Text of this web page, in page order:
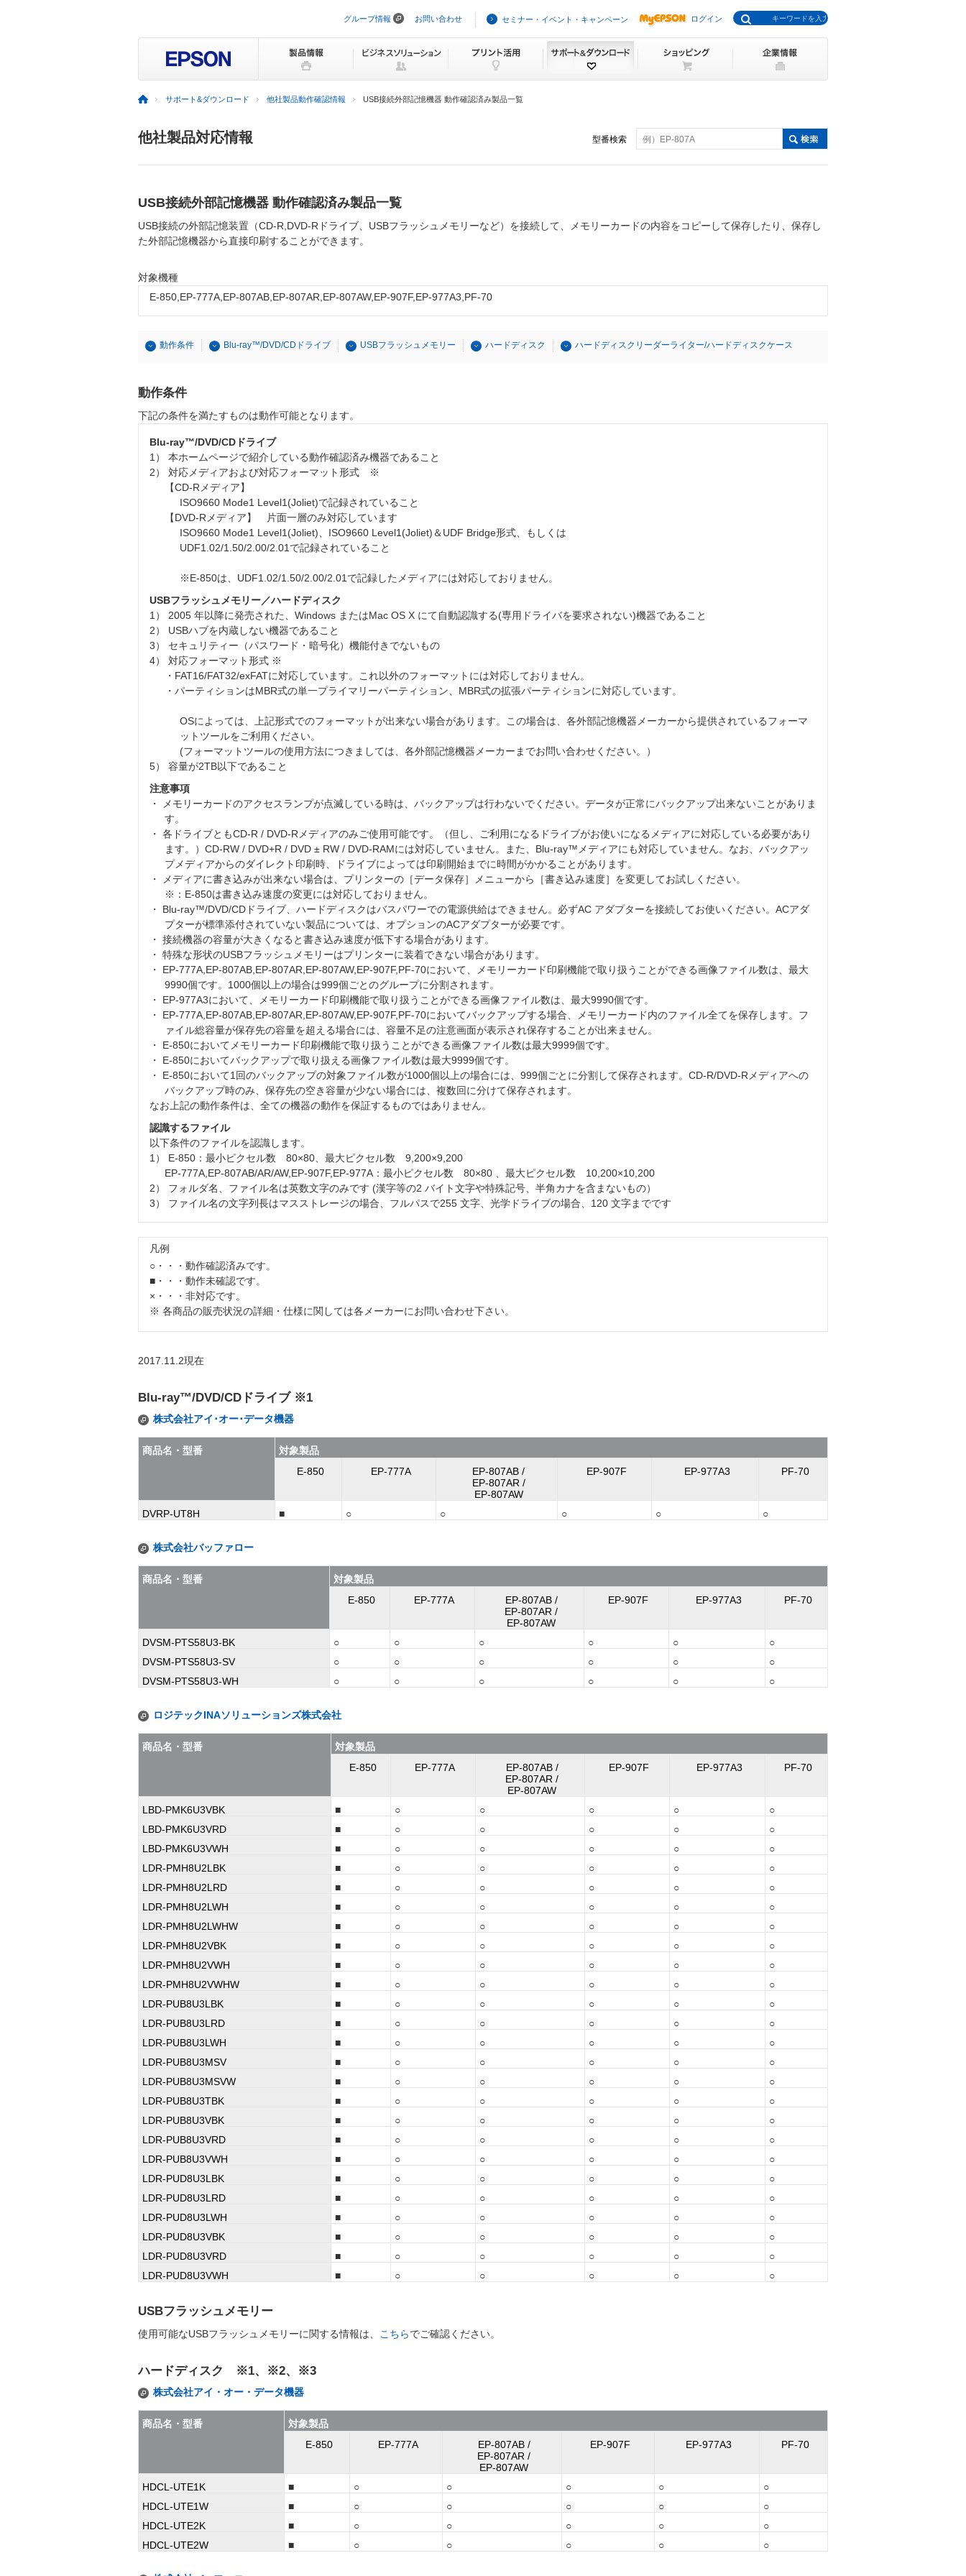
ビ
ョ
を
グループ情報 お問い合わせ セミナー・イベント・キャンペーン ログイン
サポート&ダウンロード 他社製品動作確認情報 USB接続外部記憶機器 動作確認済み製品一覧
他社製品対応情報 型番検索 例）EP-807A
USB接続外部記憶機器 動作確認済み製品一覧
USB接続の外部記憶装置（CD-R,DVD-Rドライブ、USBフラッシュメモリーなど）を接続して、メモリーカードの内容をコピーして保存したり、保存し
た外部記憶機器から直接印刷することができます。
対象機種
E-850,EP-777A,EP-807AB,EP-807AR,EP-807AW,EP-907F,EP-977A3,PF-70
動作条件 Blu-ray™/DVD/CDドライブ USBフラッシュメモリー ハードディスク ハードディスクリーダーライター/ハードディスクケース
動作条件
下記の条件を満たすものは動作可能となります。
Blu-ray™/DVD/CDドライブ
1） 本ホームページで紹介している動作確認済み機器であること
2） 対応メディアおよび対応フォーマット形式 ※
【CD-Rメディア】
ISO9660 Mode1 Level1(Joliet)で記録されていること
【DVD-Rメディア】 片面一層のみ対応しています
ISO9660 Mode1 Level1(Joliet)、ISO9660 Level1(Joliet)＆UDF Bridge形式、もしくは
UDF1.02/1.50/2.00/2.01で記録されていること
※E-850は、UDF1.02/1.50/2.00/2.01で記録したメディアには対応しておりません。
USBフラッシュメモリー／ハードディスク
1） 2005 年以降に発売された、Windows またはMac OS X にて自動認識する(専用ドライバを要求されない)機器であること
2） USBハブを内蔵しない機器であること
3） セキュリティー（パスワード・暗号化）機能付きでないもの
4） 対応フォーマット形式 ※
・FAT16/FAT32/exFATに対応しています。これ以外のフォーマットには対応しておりません。
・パーティションはMBR式の単一プライマリーパーティション、MBR式の拡張パーティションに対応しています。
OSによっては、上記形式でのフォーマットが出来ない場合があります。この場合は、各外部記憶機器メーカーから提供されているフォーマ
ットツールをご利用ください。
(フォーマットツールの使用方法につきましては、各外部記憶機器メーカーまでお問い合わせください。）
5） 容量が2TB以下であること
注意事項
・ メモリーカードのアクセスランプが点滅している時は、バックアップは行わないでください。データが正常にバックアップ出来ないことがありま
す。
・ 各ドライブともCD-R / DVD-Rメディアのみご使用可能です。（但し、ご利用になるドライブがお使いになるメディアに対応している必要があり
ます。）CD-RW / DVD+R / DVD ± RW / DVD-RAMには対応していません。また、Blu-ray™メディアにも対応していません。なお、バックアッ
プメディアからのダイレクト印刷時、ドライブによっては印刷開始までに時間がかかることがあります。
・ メディアに書き込みが出来ない場合は、プリンターの［データ保存］メニューから［書き込み速度］を変更してお試しください。
※：E-850は書き込み速度の変更には対応しておりません。
・ Blu-ray™/DVD/CDドライブ、ハードディスクはバスパワーでの電源供給はできません。必ずAC アダプターを接続してお使いください。ACアダ
プターが標準添付されていない製品については、オプションのACアダプターが必要です。
・ 接続機器の容量が大きくなると書き込み速度が低下する場合があります。
・ 特殊な形状のUSBフラッシュメモリーはプリンターに装着できない場合があります。
・ EP-777A,EP-807AB,EP-807AR,EP-807AW,EP-907F,PF-70において、メモリーカード印刷機能で取り扱うことができる画像ファイル数は、最大
9990個です。1000個以上の場合は999個ごとのグループに分割されます。
・ EP-977A3において、メモリーカード印刷機能で取り扱うことができる画像ファイル数は、最大9990個です。
・ EP-777A,EP-807AB,EP-807AR,EP-807AW,EP-907F,PF-70においてバックアップする場合、メモリーカード内のファイル全てを保存します。フ
ァイル総容量が保存先の容量を超える場合には、容量不足の注意画面が表示され保存することが出来ません。
・ E-850においてメモリーカード印刷機能で取り扱うことができる画像ファイル数は最大9999個です。
・ E-850においてバックアップで取り扱える画像ファイル数は最大9999個です。
・ E-850において1回のバックアップの対象ファイル数が1000個以上の場合には、999個ごとに分割して保存されます。CD-R/DVD-Rメディアへの
バックアップ時のみ、保存先の空き容量が少ない場合には、複数回に分けて保存されます。
なお上記の動作条件は、全ての機器の動作を保証するものではありません。
認識するファイル
以下条件のファイルを認識します。
1） E-850：最小ピクセル数 80×80、最大ピクセル数 9,200×9,200
EP-777A,EP-807AB/AR/AW,EP-907F,EP-977A：最小ピクセル数 80×80 、最大ピクセル数 10,200×10,200
2） フォルダ名、ファイル名は英数文字のみです (漢字等の2 バイト文字や特殊記号、半角カナを含まないもの）
3） ファイル名の文字列長はマスストレージの場合、フルパスで255 文字、光学ドライブの場合、120 文字までです
凡例
○・・・動作確認済みです。
■・・・動作未確認です。
×・・・非対応です。
※ 各商品の販売状況の詳細・仕様に関しては各メーカーにお問い合わせ下さい。
2017.11.2現在
Blu-ray™/DVD/CDドライブ ※1
株式会社アイ･オー･データ機器
商品名・型番
対象製品
E-850
EP-777A
EP-807AB /
EP-807AR /
EP-807AW
EP-907F EP-977A3 PF-70
DVRP-UT8H ■ ○ ○ ○ ○ ○
株式会社バッファロー
商品名・型番
対象製品
E-850
EP-777A
EP-807AB /
EP-807AR /
EP-807AW
EP-907F EP-977A3 PF-70
DVSM-PTS58U3-BK ○ ○ ○ ○ ○
○
DVSM-PTS58U3-SV
○ ○ ○ ○ ○
○
DVSM-PTS58U3-WH
○ ○ ○ ○ ○ ○
ロジテックINAソリューションズ株式会社
商品名・型番
対象製品
E-850
EP-777A
EP-807AB /
EP-807AR /
EP-807AW
EP-907F EP-977A3 PF-70
LBD-PMK6U3VBK ■ ○ ○ ○ ○
○
LBD-PMK6U3VRD
■ ○ ○ ○ ○
○
LBD-PMK6U3VWH
■ ○ ○ ○ ○
○
LDR-PMH8U2LBK
■ ○ ○ ○ ○
○
LDR-PMH8U2LRD
■ ○ ○ ○ ○
○
LDR-PMH8U2LWH
■ ○ ○ ○ ○
○
LDR-PMH8U2LWHW
■ ○ ○ ○ ○
○
LDR-PMH8U2VBK
■ ○ ○ ○ ○
○
LDR-PMH8U2VWH
■ ○ ○ ○ ○
○
LDR-PMH8U2VWHW
■ ○ ○ ○ ○
○
LDR-PUB8U3LBK
■ ○ ○ ○ ○
○
LDR-PUB8U3LRD
■ ○ ○ ○ ○
○
LDR-PUB8U3LWH
■ ○ ○ ○ ○
○
LDR-PUB8U3MSV
■ ○ ○ ○ ○
○
LDR-PUB8U3MSVW
■ ○ ○ ○ ○
○
LDR-PUB8U3TBK
■ ○ ○ ○ ○
○
LDR-PUB8U3VBK
■ ○ ○ ○ ○
○
LDR-PUB8U3VRD
■ ○ ○ ○ ○
○
LDR-PUB8U3VWH
■ ○ ○ ○ ○
○
LDR-PUD8U3LBK
■ ○ ○ ○ ○
○
LDR-PUD8U3LRD
■ ○ ○ ○ ○
○
LDR-PUD8U3LWH
■ ○ ○ ○ ○
○
LDR-PUD8U3VBK
■ ○ ○ ○ ○
○
LDR-PUD8U3VRD
■ ○ ○ ○ ○
○
LDR-PUD8U3VWH
■ ○ ○ ○ ○ ○
USBフラッシュメモリー
使用可能なUSBフラッシュメモリーに関する情報は、 こちらでご確認ください。
ハードディスク ※1、※2、※3
株式会社アイ・オー・データ機器
商品名・型番
対象製品
E-850
EP-777A
EP-807AB /
EP-807AR /
EP-807AW
EP-907F EP-977A3 PF-70
HDCL-UTE1K ■ ○ ○ ○ ○
○
HDCL-UTE1W
■ ○ ○ ○ ○
○
HDCL-UTE2K
■ ○ ○ ○ ○
○
HDCL-UTE2W
■ ○ ○ ○ ○ ○